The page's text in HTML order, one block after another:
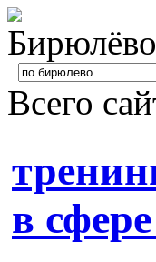
Всего
в